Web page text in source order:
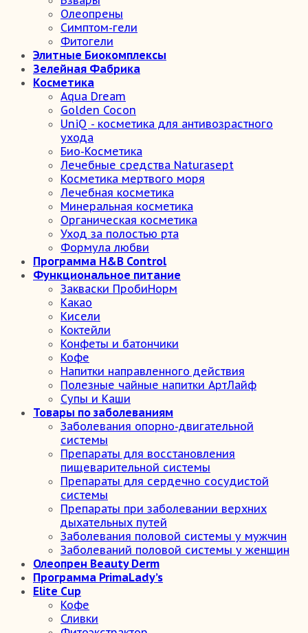
Олеопрены
Симптом-гели
Фитогели
Элитные Биокомплексы
Зелейная Фабрика
Косметика
Aqua Dream
Golden Cocon
UniQ - косметика для антивозрастного
ухода
Био-Косметика
Лечебные средства Naturasept
Косметика мертвого моря
Лечебная косметика
Минеральная косметика
Органическая косметика
Уход за полостью рта
Формула любви
Программа H&B Control
Функциональное питание
Закваски ПробиНорм
Какао
Кисели
Коктейли
Конфеты и батончики
Кофе
Напитки направленного действия
Полезные чайные напитки АртЛайф
Супы и Каши
Товары по заболеваниям
Заболевания опорно-двигательной
системы
Препараты для восстановления
пищеварительной системы
Препараты для сердечно сосудистой
системы
Препараты при заболевании верхних
дыхательных путей
Заболевания половой системы у мужчин
Заболеваний половой системы у женщин
Олеопрен Beauty Derm
Программа PrimaLady’s
Elite Cup
Кофе
Сливки